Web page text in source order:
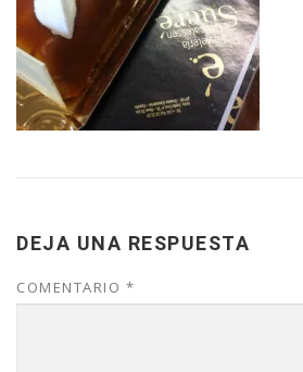
DEJA UNA RESPUESTA
COMENTARIO *